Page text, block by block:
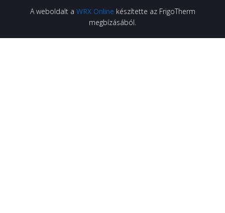
A weboldalt a WRX Online készítette az FrigoTherm
megbízásából.